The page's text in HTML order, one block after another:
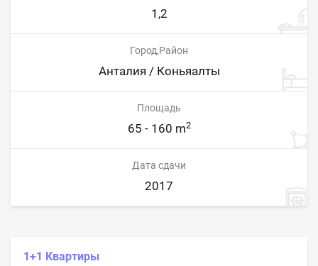
1,2
Город,Район
Анталия / Коньяалты
Площадь
65 - 160 m2
Дата сдачи
2017
1+1 Квартиры